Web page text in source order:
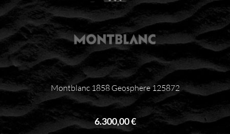
Montblanc 1858 Geosphere 125872
6.300,00 €